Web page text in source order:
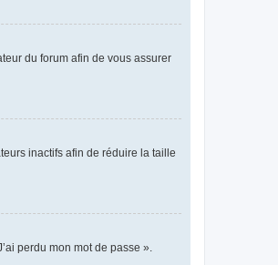
du forum afin de vous assurer
inactifs afin de réduire la taille
perdu mon mot de passe ».